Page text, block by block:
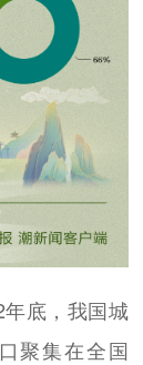
年底，我国城
聚集在全国